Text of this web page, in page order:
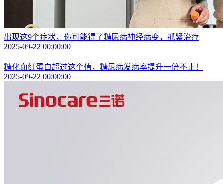
出现这9个症状，你可能得了糖尿病神经病变，抓紧治疗
2025-09-22 00:00:00
糖化血红蛋白超过这个值，糖尿病发病率提升一倍不止！
2025-09-22 00:00:00